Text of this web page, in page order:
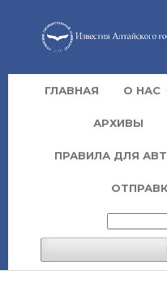
ГЛАВНАЯ О НАС
АРХИВЫ
ПРАВИЛА ДЛЯ